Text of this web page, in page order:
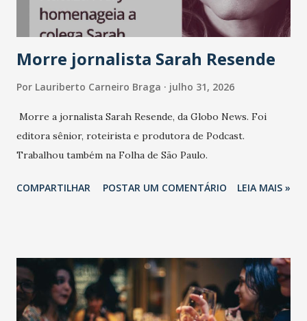
Morre jornalista Sarah Resende
Por Lauriberto Carneiro Braga julho 31, 2026
Morre a jornalista Sarah Resende, da Globo News. Foi
editora sênior, roteirista e produtora de Podcast.
Trabalhou também na Folha de São Paulo.
COMPARTILHAR POSTAR UM COMENTÁRIO LEIA MAIS »